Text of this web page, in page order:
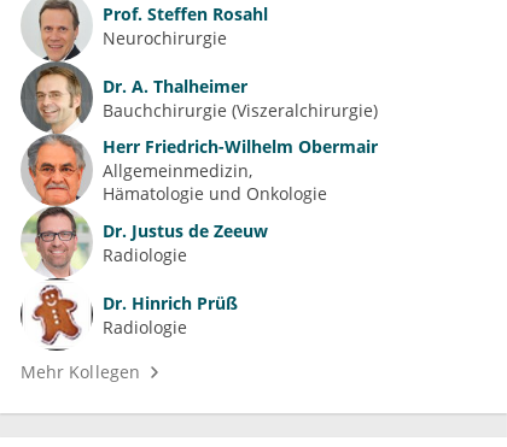
Prof. Steffen Rosahl
Neurochirurgie
Dr. A. Thalheimer
Bauchchirurgie (Viszeralchirurgie)
Herr Friedrich-Wilhelm Obermair
Allgemeinmedizin
Hämatologie und Onkologie
Dr. Justus de Zeeuw
Radiologie
Dr. Hinrich Prüß
Radiologie
Mehr Kollegen